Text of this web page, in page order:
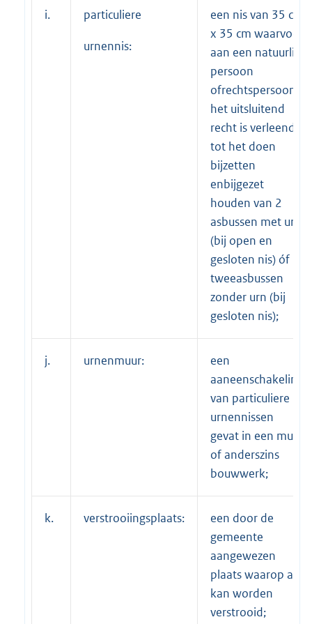
i. particuliere
urnennis:
een nis van 35 cm
x 35 cm waarvoor
aan een natuurlijk
persoon
ofrechtspersoon
het uitsluitend
recht is verleend
tot het doen
bijzetten
enbijgezet
houden van 2
asbussen met urn
(bij open en
gesloten nis) óf
tweeasbussen
zonder urn (bij
gesloten nis);
j. urnenmuur:
een
aaneenschakeling
van particuliere
urnennissen
gevat in een muur
of anderszins
bouwwerk;
k. verstrooiingsplaats:
een door de
gemeente
aangewezen
plaats waarop as
kan worden
verstrooid;